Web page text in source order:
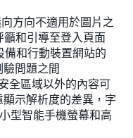
方向不適用於圖片之
籲和引導至登入頁面
備和行動裝置網站的
問題之間
全區域以外的內容可
示解析度的差異，字
型智能手機螢幕和高